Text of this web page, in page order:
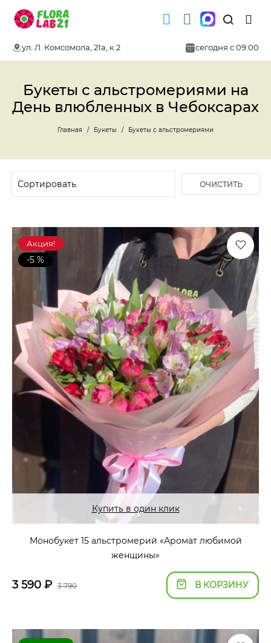
ул. Л. Комсомола, 21а, к.2 сегодня с 09:00
Букеты с альстромериями на
День влюбленных в Чебоксарах
Главная Букеты Букеты с альстромериями
ОЧИСТИТЬ
Акция!
-5 %
Купить в один клик
Монобукет 15 альстромерий «Аромат любимой
женщины»
3 590 ₽ 3 790 В КОРЗИНУ